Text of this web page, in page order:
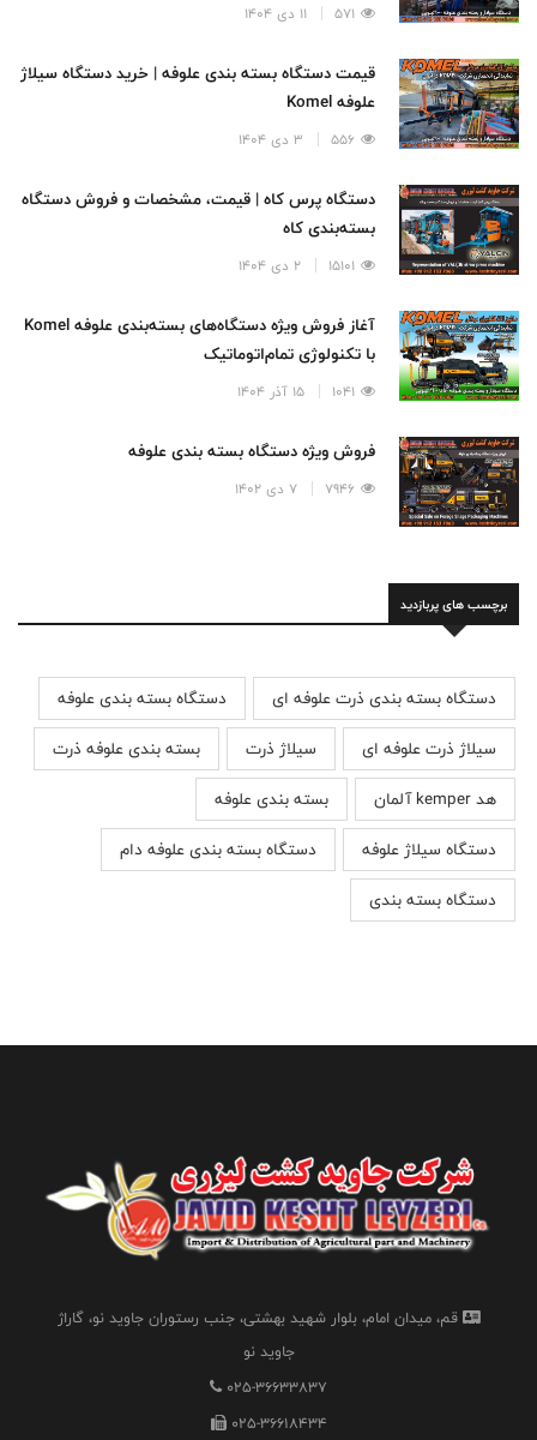
571 11 دی 1404
قیمت دستگاه بسته بندی علوفه | خرید دستگاه سیلاژ
علوفه Komel
556 3 دی 1404
دستگاه پرس کاه | قیمت، مشخصات و فروش دستگاه
بسته‌بندی کاه
15101 2 دی 1404
آغاز فروش ویژه دستگاه‌های بسته‌بندی علوفه Komel
با تکنولوژی تمام‌اتوماتیک
1041 15 آذر 1404
فروش ویژه دستگاه بسته بندی علوفه
7946 7 دی 1402
برچسب های پربازدید
دستگاه بسته بندی ذرت علوفه ای
دستگاه بسته بندی علوفه
سیلاژ ذرت علوفه ای
سیلاژ ذرت
بسته بندی علوفه ذرت
هد kemper آلمان
بسته بندی علوفه
دستگاه سیلاژ علوفه
دستگاه بسته بندی علوفه دام
دستگاه بسته بندی
قم، میدان امام، بلوار شهید بهشتی، جنب رستوران جاوید نو، گاراژ
جاوید نو
025-36633837
025-36618434